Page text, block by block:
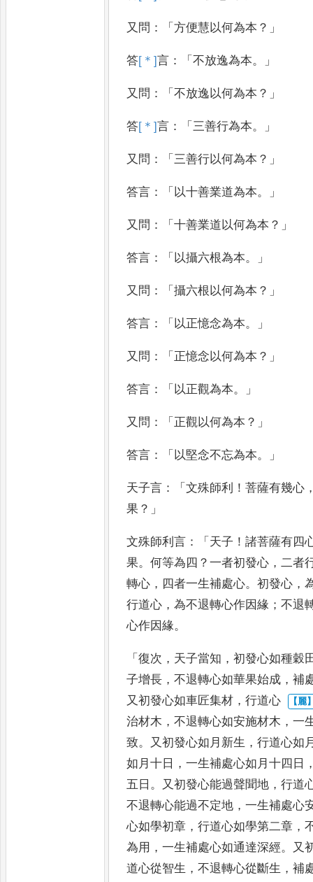
又問 ：「方便慧以何為本 ？」
答[＊]言 ：「不放逸為本。」
又問 ：「不放逸以何為本 ？」
答[＊]言 ：「三善行為本。」
又問 ：「三善行以何為本 ？」
答言 ：「 以十善業道為本。」
又問 ：「十善業道以何為本 ？」
答言 ：「 以攝六根為本。」
又問 ：「攝六根以何為本 ？」
答言 ：「 以正憶念為本。」
又問 ：「 正憶念以何為本 ？」
答言 ：「 以正觀為本。」
又問 ：「 正觀以何為本 ？」
答言 ：「 以堅念不忘為本。」
天子言 ：「文殊師利 ！菩薩有幾心
果 ？」
文殊師利言 ：「 天子 ！諸菩薩有四
果。何等為四 ？一者初發心 ，二者
轉心 ， 四者一生補處心。初發心 ，
行道心 ，為不退轉心作因緣 ；不退
心作因緣。
「復次 ， 天子當知 ，初發心如種穀
子增長 ，不退轉心如華果始成 ，補
又初發心如車匠集材 ，行道心
治材木 ，不退轉心如安施材木 ，一
致。 又初發心如月新生 ，行道心如
如月十日 ，一生補處心如月十四日
五日 。 又初發心能過聲聞地 ，行道
不退轉心能過不定地 ，一生補處心
心如學初章 ，行道心如學第二章 ，
為用 ，一生補處心如通達深經。
又
道心從智生 ，不退轉心從斷生 ，補